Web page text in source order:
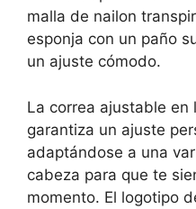
malla de nailon
esponja con un paño
un ajuste cómodo.
La correa ajustable en
garantiza un ajuste
adaptándose a una
cabeza para que te
momento. El logotipo